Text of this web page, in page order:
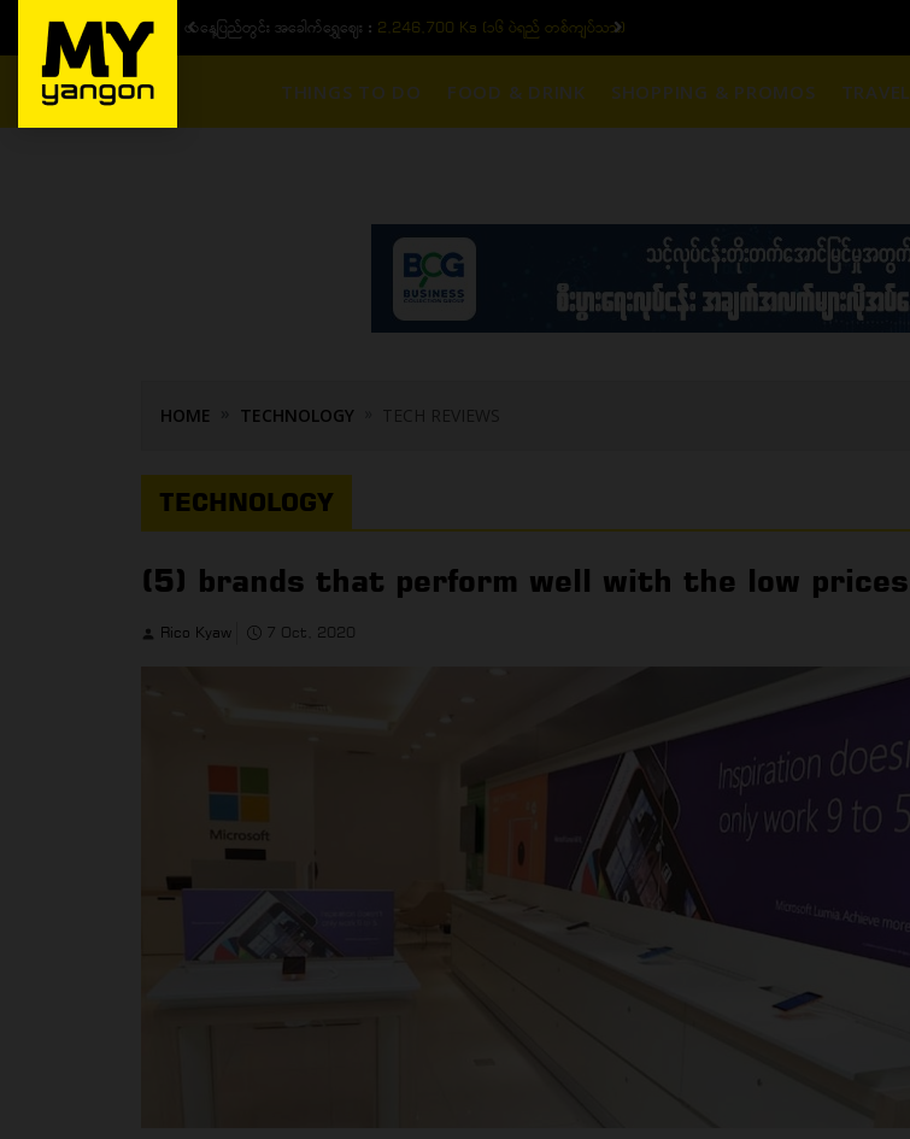
ယနေ့ပြည်တွင်း ၁၅ ပဲရည်ရွှေဈေး :3,770,000 - ပြင်ပပေါက်စျေး (၁၆ ပဲရည် တစ်ကျပ်သား)
THINGS TO DO FOOD & DRINK SHOPPING & PROMOS TRAVEL
HOME TECHNOLOGY TECH REVIEWS
TECHNOLOGY
(5) brands that perform well with the low prices
Rico Kyaw 7 Oct, 2020